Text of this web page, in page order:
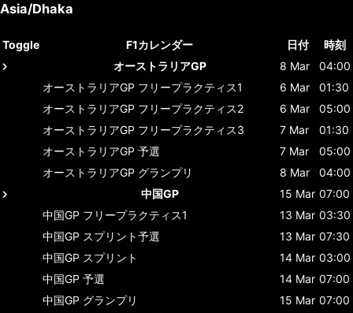
Asia/Dhaka
Toggle F1カレンダー 日付
時刻
オーストラリアGP
8 Mar
04:00
オーストラリアGP フリープラクティス1 6 Mar
01:30
オーストラリアGP フリープラクティス2 6 Mar
05:00
オーストラリアGP フリープラクティス3 7 Mar
01:30
オーストラリアGP 予選 7 Mar
05:00
オーストラリアGP グランプリ 8 Mar
04:00
中国GP
15 Mar 07:00
中国GP フリープラクティス1 13 Mar 03:30
中国GP スプリント予選 13 Mar 07:30
中国GP スプリント 14 Mar 03:00
中国GP 予選 14 Mar 07:00
中国GP グランプリ 15 Mar 07:00